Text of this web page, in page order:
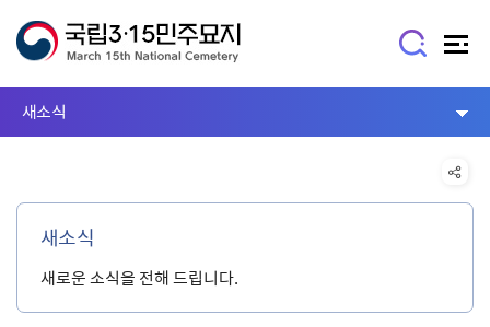
새소식
새소식
새로운 소식을 전해 드립니다.